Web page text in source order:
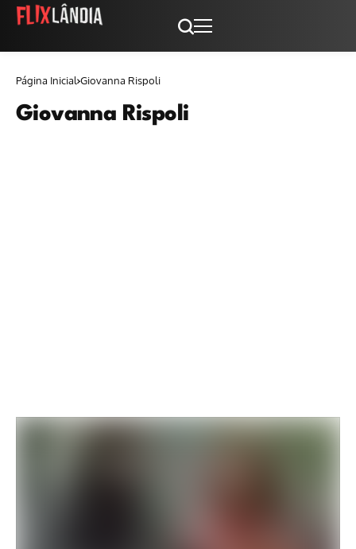
Página Inicial Giovanna Rispoli
Giovanna Rispoli